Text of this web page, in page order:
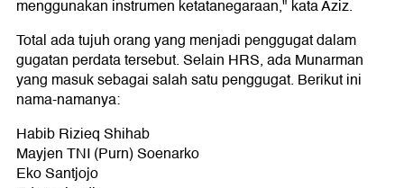
menggunakan instrumen ketatanegaraan," kata Aziz.
Total ada tujuh orang yang menjadi penggugat dalam
gugatan perdata tersebut. Selain HRS, ada Munarman
yang masuk sebagai salah satu penggugat. Berikut ini
nama-namanya:
Habib Rizieq Shihab
Mayjen TNI (Purn) Soenarko
Eko Santjojo